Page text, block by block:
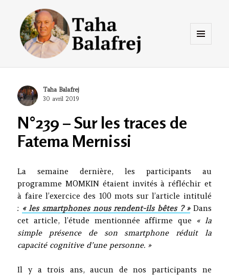
Taha Balafrej Blog
Author
Taha Balafrej
Posted
30 avril 2019
N°239 – Sur les traces de
Fatema Mernissi
La semaine dernière, les participants au
programme MOMKIN étaient invités à réfléchir et
à faire l’exercice des 100 mots sur l’article intitulé
: « les smartphones nous rendent-ils bêtes ? » Dans
cet article, l’étude mentionnée affirme que « la
simple présence de son smartphone réduit la
capacité cognitive d’une personne. »
Il y a trois ans, aucun de nos participants ne